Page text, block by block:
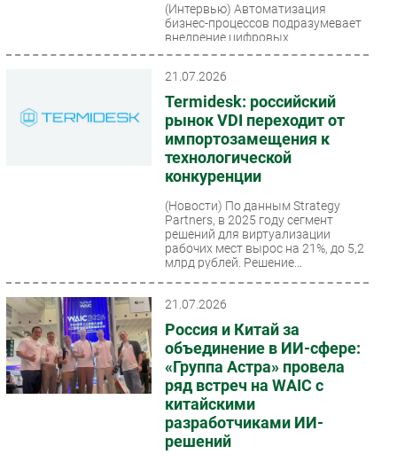
(Интервью) Автоматизация
бизнес-процессов подразумевает
внедрение цифровых
инструментов для упрощения и
задач....
21.07.2026
Termidesk: российский
рынок VDI переходит от
импортозамещения к
технологической
конкуренции
(Новости) По данным Strategy
Partners, в 2025 году сегмент
решений для виртуализации
рабочих мест вырос на 21%, до 5,2
млрд рублей. Решение...
21.07.2026
Россия и Китай за
объединение в ИИ-сфере:
«Группа Астра» провела
ряд встреч на WAIC с
китайскими
разработчиками ИИ-
решений